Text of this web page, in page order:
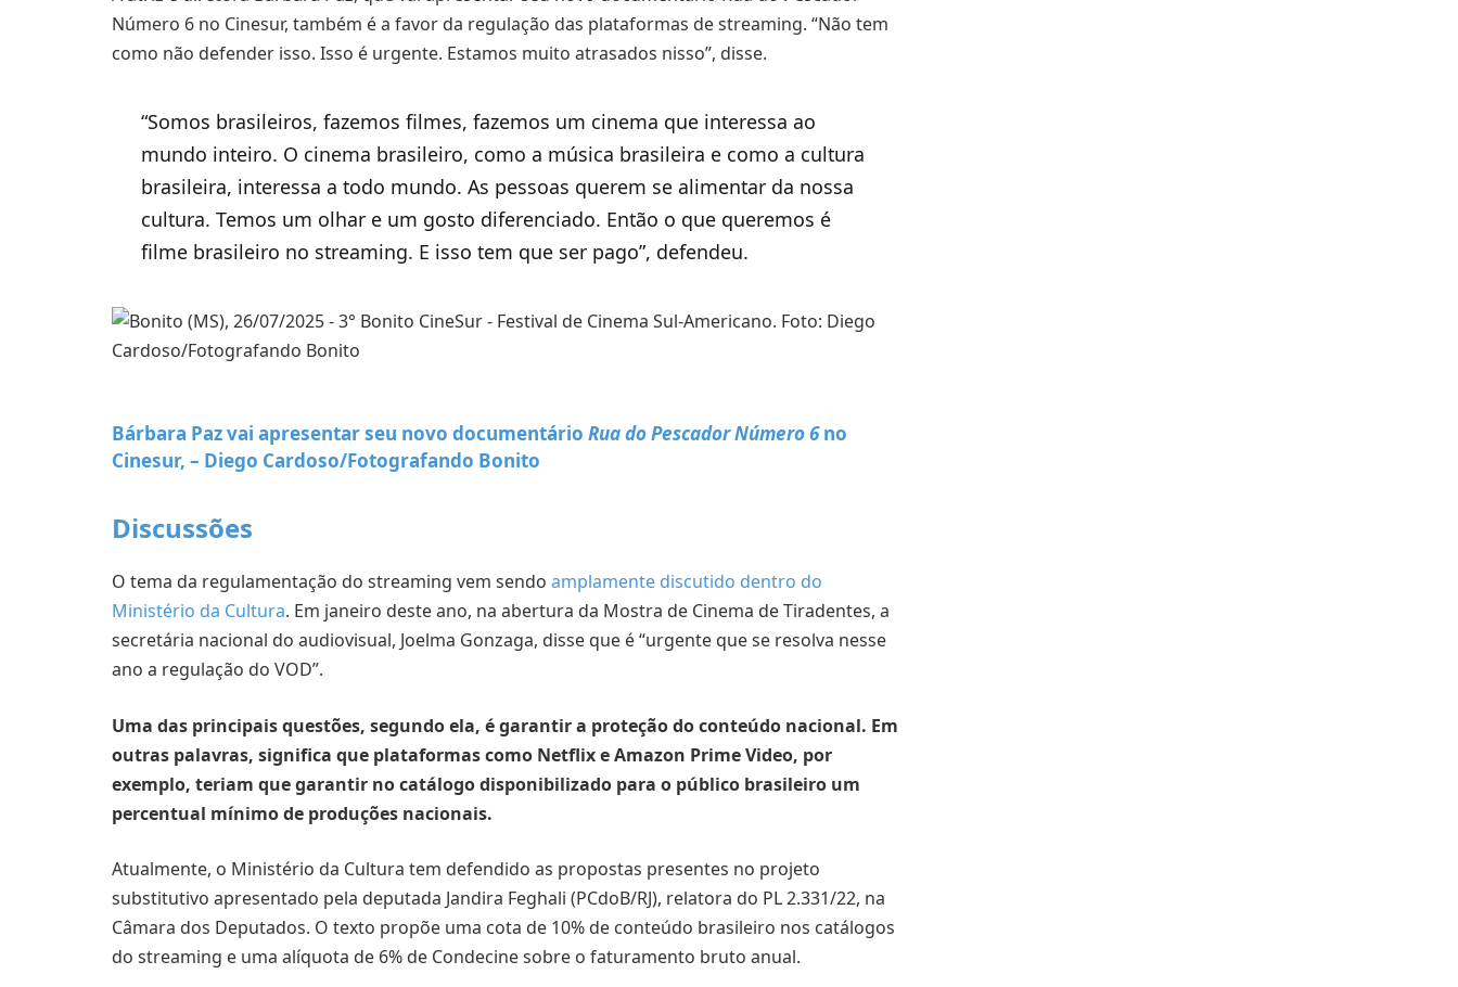
Número 6 no Cinesur, também é a favor da regulação das plataformas de streaming. “Não tem
como não defender isso. Isso é urgente. Estamos muito atrasados nisso”, disse.
“Somos brasileiros, fazemos filmes, fazemos um cinema que interessa ao
mundo inteiro. O cinema brasileiro, como a música brasileira e como a cultura
brasileira, interessa a todo mundo. As pessoas querem se alimentar da nossa
cultura. Temos um olhar e um gosto diferenciado. Então o que queremos é
filme brasileiro no streaming. E isso tem que ser pago”, defendeu.
Bárbara Paz vai apresentar seu novo documentário Rua do Pescador Número 6no
Cinesur, – Diego Cardoso/Fotografando Bonito
Discussões
O tema da regulamentação do streaming vem sendo amplamente discutido dentro do
Ministério da Cultura. Em janeiro deste ano, na abertura da Mostra de Cinema de Tiradentes, a
secretária nacional do audiovisual, Joelma Gonzaga, disse que é “urgente que se resolva nesse
ano a regulação do VOD”.
Uma das principais questões, segundo ela, é garantir a proteção do conteúdo nacional. Em
outras palavras, significa que plataformas como Netflix e Amazon Prime Video, por
exemplo, teriam que garantir no catálogo disponibilizado para o público brasileiro um
percentual mínimo de produções nacionais.
Atualmente, o Ministério da Cultura tem defendido as propostas presentes no projeto
substitutivo apresentado pela deputada Jandira Feghali (PCdoB/RJ), relatora do PL 2.331/22, na
Câmara dos Deputados. O texto propõe uma cota de 10% de conteúdo brasileiro nos catálogos
do streaming e uma alíquota de 6% de Condecine sobre o faturamento bruto anual.